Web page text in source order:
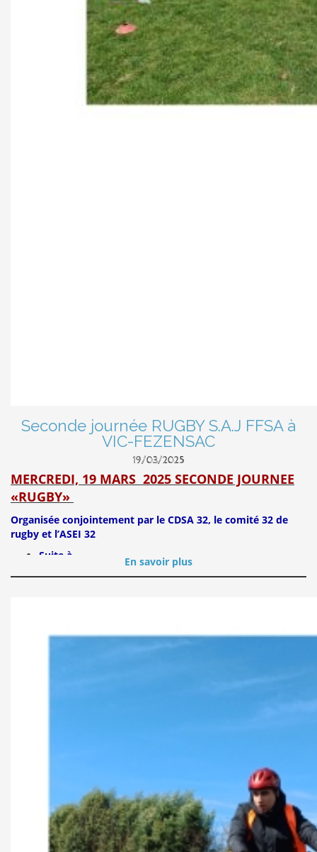
Seconde journée RUGBY S.A.J FFSA à
VIC-FEZENSAC
19/03/2025
MERCREDI, 19 MARS 2025 SECONDE JOURNEE
«RUGBY»
Organisée conjointement par le CDSA 32, le comité 32 de
rugby et l’ASEI 32
Suite à
En savoir plus